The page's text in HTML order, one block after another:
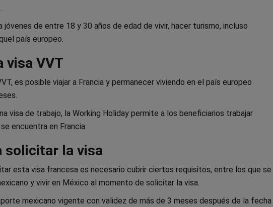
jóvenes de entre 18 y 30 años de edad de vivir, hacer turismo, incluso
país europeo.
visa VVT
es posible viajar a Francia y permanecer viviendo en el país europeo
visa de trabajo, la Working Holiday permite a los beneficiarios trabajar
encuentra en Francia.
solicitar la visa
esta visa francesa es necesario cubrir ciertos requisitos, entre los que se
y vivir en México al momento de solicitar la visa.
mexicano vigente con validez de más de 3 meses después de la fecha